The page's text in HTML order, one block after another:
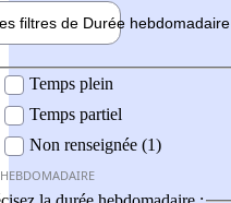
filtres de Durée hebdomadaire
Temps plein
Temps partiel
Non renseignée (1)